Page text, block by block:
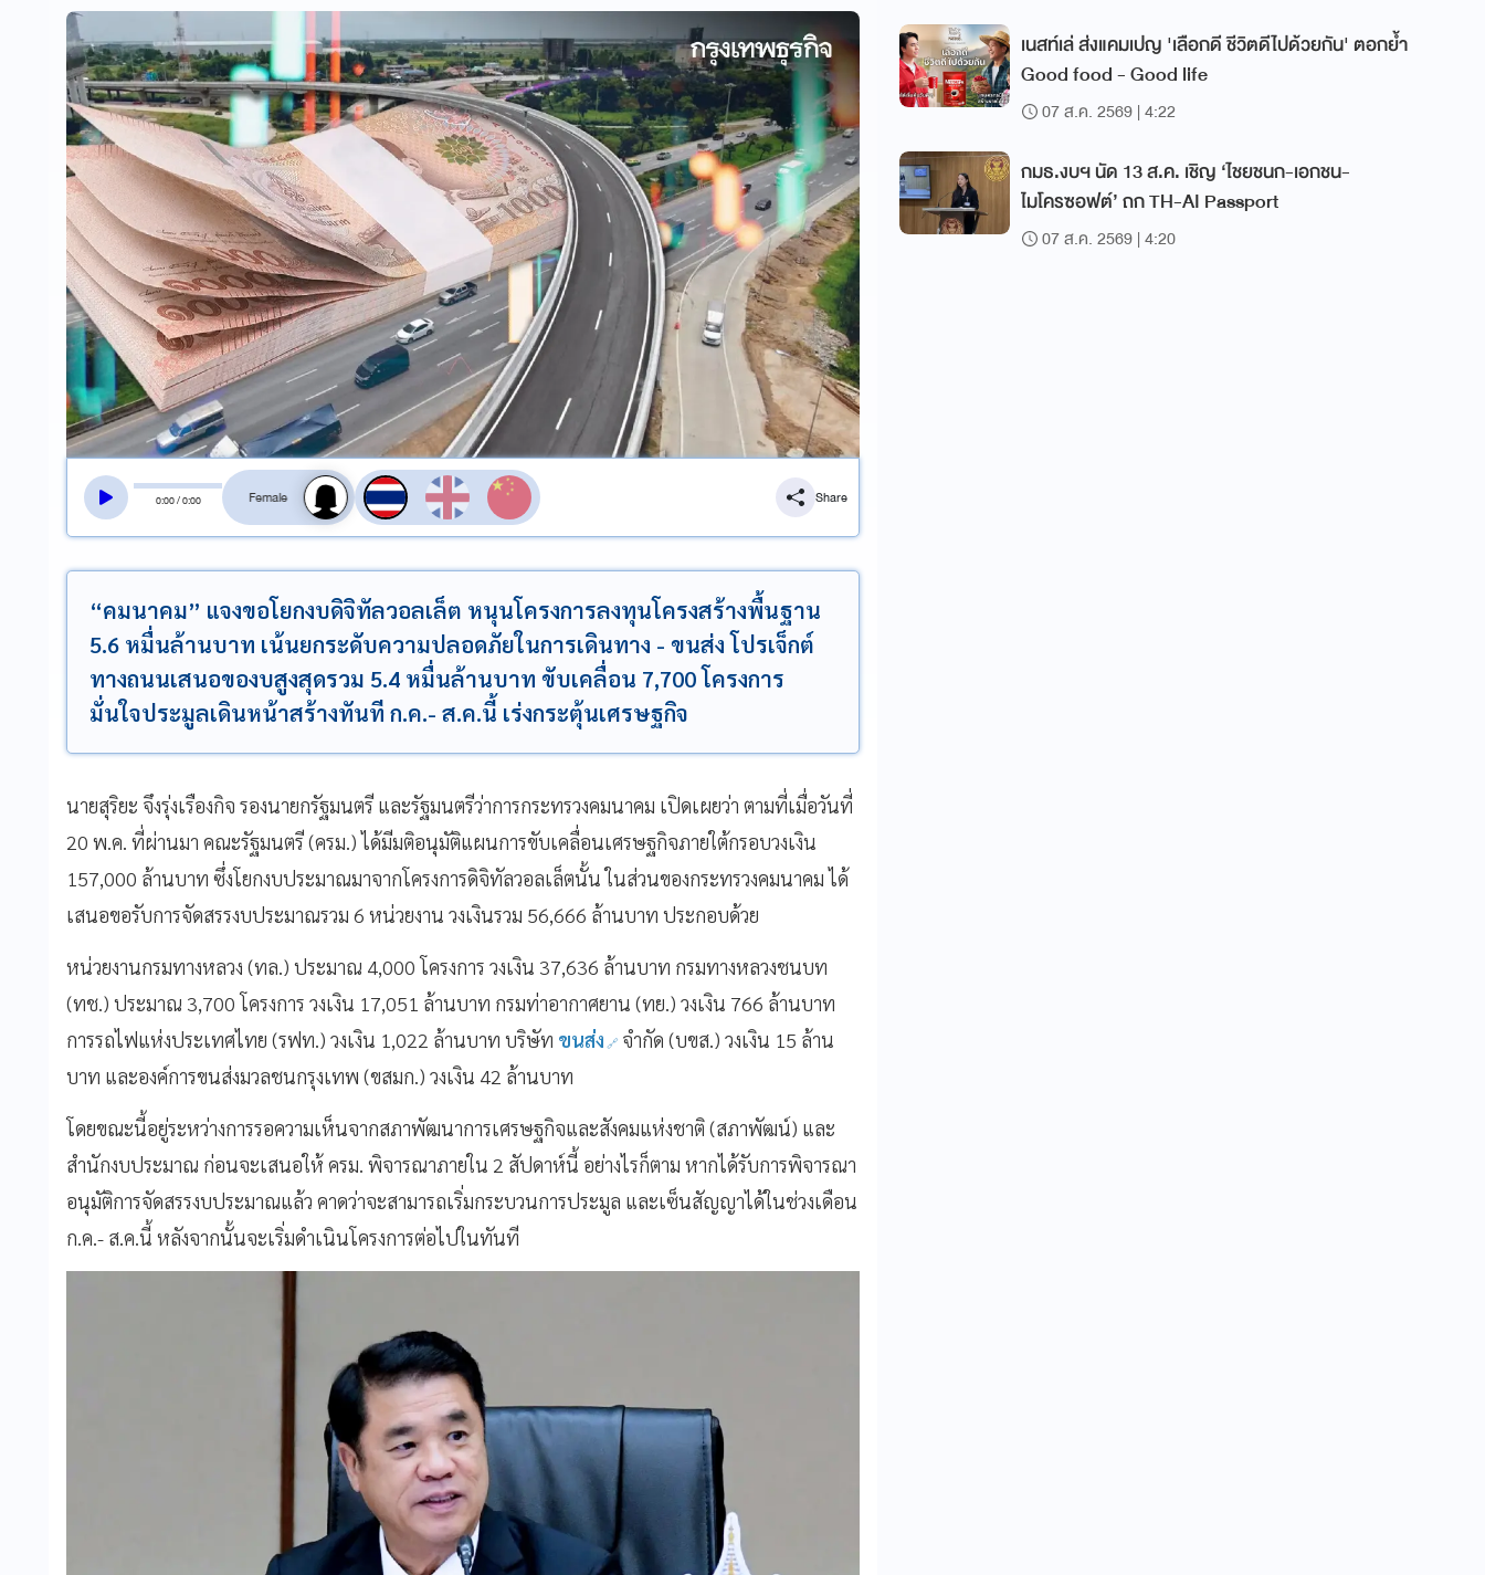
0:00/0:00
สลับเสียงอ่าน
Share
“คมนาคม” แจงขอโยกงบดิจิทัลวอลเล็ต หนุนโครงการลงทุนโครงสร้างพื้นฐาน
5.6 หมื่นล้านบาท เน้นยกระดับความปลอดภัยในการเดินทาง - ขนส่ง โปรเจ็กต์
ทางถนนเสนอของบสูงสุดรวม 5.4 หมื่นล้านบาท ขับเคลื่อน 7,700 โครงการ
มั่นใจประมูลเดินหน้าสร้างทันที ก.ค.- ส.ค.นี้ เร่งกระตุ้นเศรษฐกิจ
นายสุริยะ จึงรุ่งเรืองกิจ รองนายกรัฐมนตรี และรัฐมนตรีว่าการกระทรวงคมนาคม เปิดเผยว่า ตามที่เมื่อวันที่
20 พ.ค. ที่ผ่านมา คณะรัฐมนตรี (ครม.) ได้มีมติอนุมัติแผนการขับเคลื่อนเศรษฐกิจภายใต้กรอบวงเงิน
157,000 ล้านบาท ซึ่งโยกงบประมาณมาจากโครงการดิจิทัลวอลเล็ตนั้น ในส่วนของกระทรวงคมนาคม ได้
เสนอขอรับการจัดสรรงบประมาณรวม 6 หน่วยงาน วงเงินรวม 56,666 ล้านบาท ประกอบด้วย
หน่วยงานกรมทางหลวง (ทล.) ประมาณ 4,000 โครงการ วงเงิน 37,636 ล้านบาท กรมทางหลวงชนบท
(ทช.) ประมาณ 3,700 โครงการ วงเงิน 17,051 ล้านบาท กรมท่าอากาศยาน (ทย.) วงเงิน 766 ล้านบาท
การรถไฟแห่งประเทศไทย (รฟท.) วงเงิน 1,022 ล้านบาท บริษัท ขนส่ง จำกัด (บขส.) วงเงิน 15 ล้าน
บาท และองค์การขนส่งมวลชนกรุงเทพ (ขสมก.) วงเงิน 42 ล้านบาท
โดยขณะนี้อยู่ระหว่างการรอความเห็นจากสภาพัฒนาการเศรษฐกิจและสังคมแห่งชาติ (สภาพัฒน์) และ
สำนักงบประมาณ ก่อนจะเสนอให้ ครม. พิจารณาภายใน 2 สัปดาห์นี้ อย่างไรก็ตาม หากได้รับการพิจารณา
อนุมัติการจัดสรรงบประมาณแล้ว คาดว่าจะสามารถเริ่มกระบวนการประมูล และเซ็นสัญญาได้ในช่วงเดือน
ก.ค.- ส.ค.นี้ หลังจากนั้นจะเริ่มดำเนินโครงการต่อไปในทันที
เนสท์เล่ ส่งแคมเปญ 'เลือกดี ชีวิตดีไปด้วยกัน' ตอกย้ำ
Good food - Good life
07 ส.ค. 2569 | 4:22
กมธ.งบฯ นัด 13 ส.ค. เชิญ ‘ไชยชนก-เอกชน-
ไมโครซอฟต์’ ถก TH-AI Passport
07 ส.ค. 2569 | 4:20